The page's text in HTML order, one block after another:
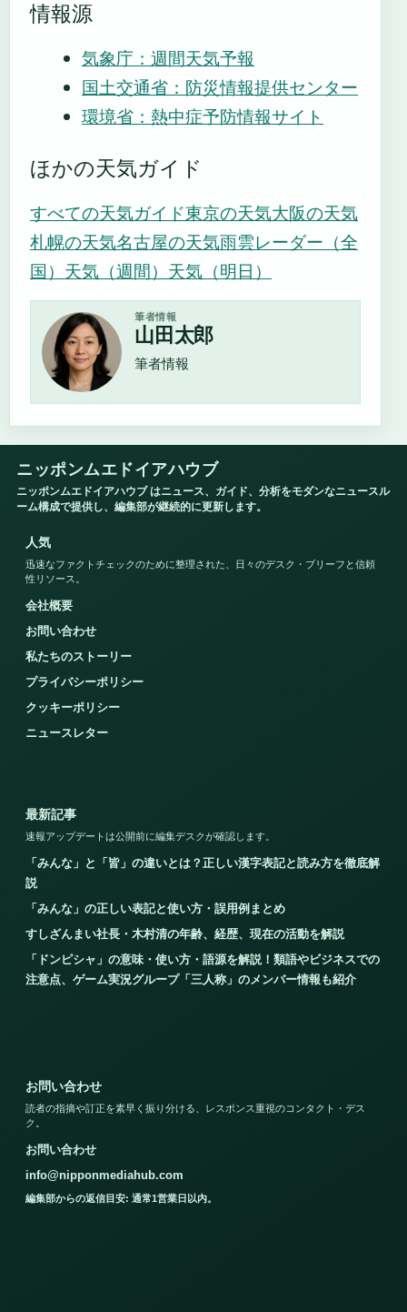
情報源
気象庁：週間天気予報
国土交通省：防災情報提供センター
環境省：熱中症予防情報サイト
ほかの天気ガイド
すべての天気ガイド東京の天気大阪の天気
札幌の天気名古屋の天気雨雲レーダー（全
国） 天気（週間） 天気（明日）
筆者情報
山田太郎
筆者情報
ニッポンムエドイアハウブ
ニッポンムエドイアハウブ はニュース、ガイド、分析をモダンなニュースル
ーム構成で提供し、編集部が継続的に更新します。
人気
迅速なファクトチェックのために整理された、日々のデスク・ブリーフと信頼
性リソース。
会社概要
お問い合わせ
私たちのストーリー
プライバシーポリシー
クッキーポリシー
ニュースレター
最新記事
速報アップデートは公開前に編集デスクが確認します。
「みんな」と「皆」の違いとは？正しい漢字表記と読み方を徹底解
説
「みんな」の正しい表記と使い方・誤用例まとめ
すしざんまい社長・木村清の年齢、経歴、現在の活動を解説
「ドンピシャ」の意味・使い方・語源を解説！類語やビジネスでの
注意点、ゲーム実況グループ「三人称」のメンバー情報も紹介
お問い合わせ
読者の指摘や訂正を素早く振り分ける、レスポンス重視のコンタクト・デス
ク。
お問い合わせ
info@nipponmediahub.com
編集部からの返信目安: 通常1営業日以内。